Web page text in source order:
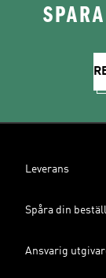
Leverans
Spåra din
Ansvarig